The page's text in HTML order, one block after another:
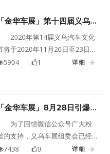
的购车狂欢，将用真补贴、真福
利、真低价，点燃你的焕新热
！义乌梅湖惠民车展门票限时
费领取，赶紧点击左下方领取
「金华车展」第十四届义乌汽
车文化节免费门票限量开抢！
2020年第14届义乌汽车文化
将于2020年11月20日至23日在
江金华义乌国际博览中心盛大
汽车文化节门票免费抢啦！
5904 1 详细
「金华车展」8月28日引爆义
乌，快来免费领义乌车展门票
！
为了回馈微信公众号广大粉
的支持，义乌车展组委会已经
开启免费门票领取活动，点击
7438 0 详细